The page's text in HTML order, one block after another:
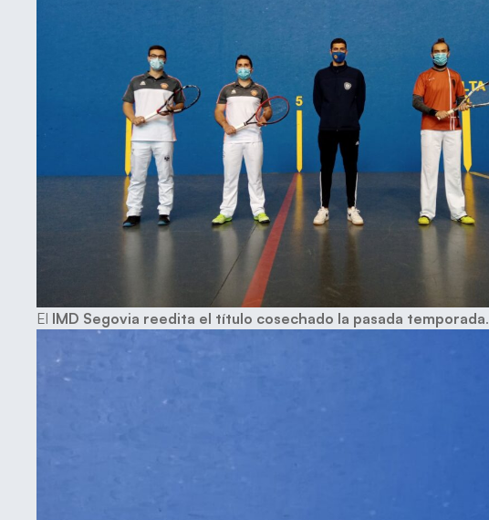
El IMD Segovia reedita el título cosechado la pasada temporada.